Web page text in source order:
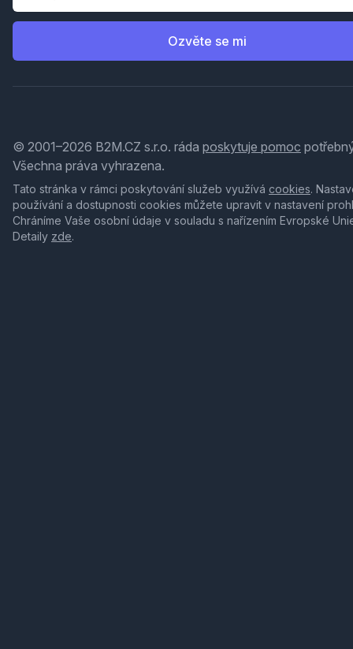
Ozvěte se mi
© 2001–2026 B2M.CZ s.r.o. ráda poskytuje pomoc
Všechna práva vyhrazena.
Tato stránka v rámci poskytování služeb využívá cookies.
používání a dostupnosti cookies můžete upravit v nastavení
Chráníme Vaše osobní údaje v souladu s nařízením Evropské
Detaily zde.